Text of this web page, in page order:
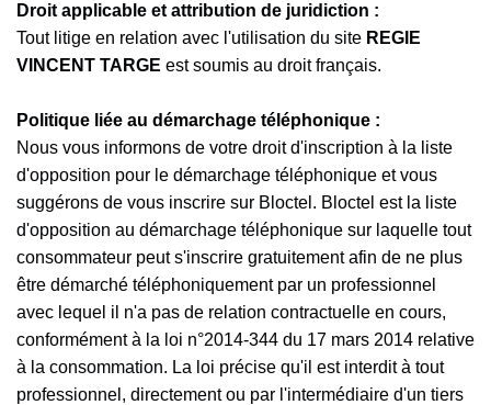
Droit applicable et attribution de juridiction :
Tout litige en relation avec l'utilisation du site REGIE
VINCENT TARGE est soumis au droit français.
Politique liée au démarchage téléphonique :
Nous vous informons de votre droit d'inscription à la liste
d'opposition pour le démarchage téléphonique et vous
suggérons de vous inscrire sur Bloctel. Bloctel est la liste
d'opposition au démarchage téléphonique sur laquelle tout
consommateur peut s'inscrire gratuitement afin de ne plus
être démarché téléphoniquement par un professionnel
avec lequel il n'a pas de relation contractuelle en cours,
conformément à la loi n°2014-344 du 17 mars 2014 relative
à la consommation. La loi précise qu'il est interdit à tout
professionnel, directement ou par l'intermédiaire d'un tiers